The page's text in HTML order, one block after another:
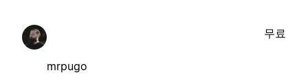
mrpugo
무료